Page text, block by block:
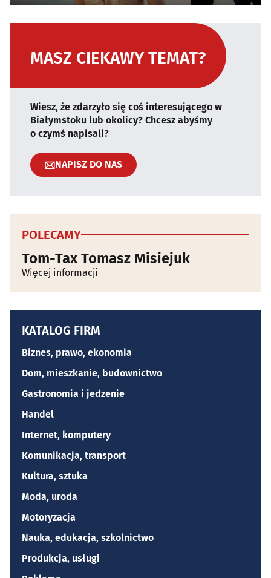
MASZ CIEKAWY TEMAT?
Wiesz, że zdarzyło się coś interesującego w
Białymstoku lub okolicy? Chcesz abyśmy
o czymś napisali?
NAPISZ DO NAS
POLECAMY
Tom-Tax Tomasz Misiejuk
Więcej informacji
KATALOG FIRM
Biznes, prawo, ekonomia
Dom, mieszkanie, budownictwo
Gastronomia i jedzenie
Handel
Internet, komputery
Komunikacja, transport
Kultura, sztuka
Moda, uroda
Motoryzacja
Nauka, edukacja, szkolnictwo
Produkcja, usługi